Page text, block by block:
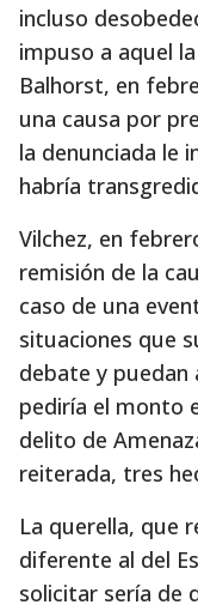
incluso
impuso a aquel
Balhorst, en
una causa por
la denunciada le
habría
Vilchez, en
remisión de la
caso de una
situaciones que
debate y puedan
pediría el monto
delito de
reiterada, tres
La querella, que
diferente al del
solicitar sería de